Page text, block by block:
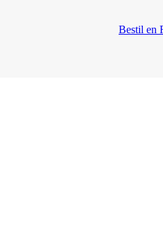
Bestil en